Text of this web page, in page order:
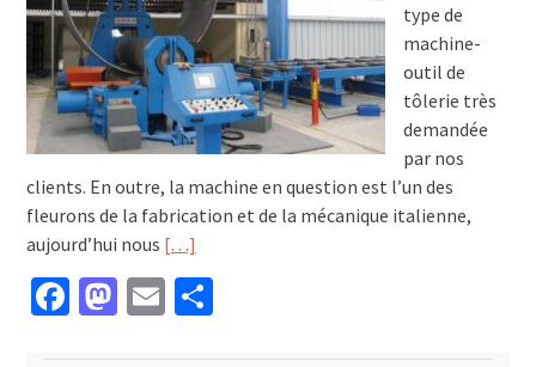
type de
machine-
outil de
tôlerie très
demandée
par nos
clients. En outre, la machine en question est l’un des
fleurons de la fabrication et de la mécanique italienne,
aujourd’hui nous […]
Facebook
Mastodon
EmailPartager